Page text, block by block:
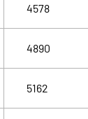
4578
4890
5162